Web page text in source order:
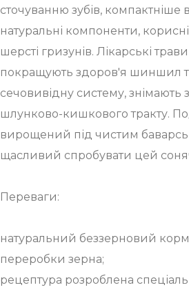
сточуванню зубів, компактніше
натуральні компоненти,
шерсті гризунів. Лікарські
покращують здоров'я шиншил
сечовивідну систему, знімають
шлунково-кишкового тракту.
вирощений під чистим
щасливий спробувати цей
Переваги:
натуральний беззерновий
переробки зерна;
рецептура розроблена